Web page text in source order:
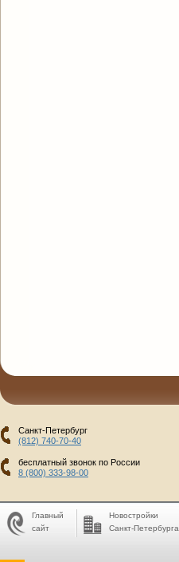
Санкт-Петербург
(812) 740-70-40
бесплатный звонок по России
8 (800) 333-98-00
Главный
сайт
Новостройки
Санкт-Петербурга